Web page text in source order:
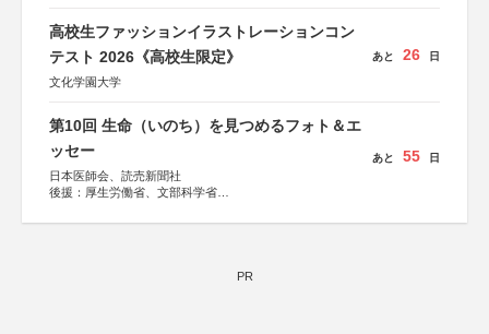
協賛：株式会社実業之日本社
高校生ファッションイラストレーションコン
テスト 2026《高校生限定》
文化学園大学
あと 26 日
第10回 生命（いのち）を見つめるフォト＆エ
ッセー
日本医師会、読売新聞社
後援：厚生労働省、文部科学省
しん生命保険株式会社
あと 55 日
PR